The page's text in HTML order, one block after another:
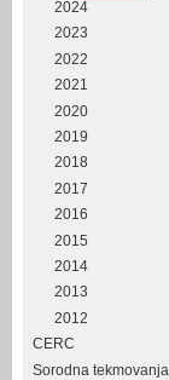
2024
2023
2022
2021
2020
2019
2018
2017
2016
2015
2014
2013
2012
CERC
Sorodna tekmovanja